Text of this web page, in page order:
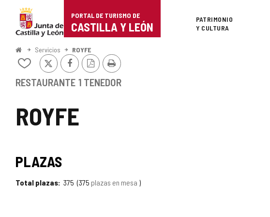
Portal
de
Turismo
Castilla
León
PORTAL DE TURISMO DE
CASTILLA Y LEÓN
Superior
PATRIMONIO
Y CULTURA
InicioServicios ROYFE
ROYFE
Añadir/quitar
mis
X FacebookVersión
PDF
Imprimir
RESTAURANTE 1 TENEDOR
PLAZAS
Total plazas 375 375 plazas en mesa